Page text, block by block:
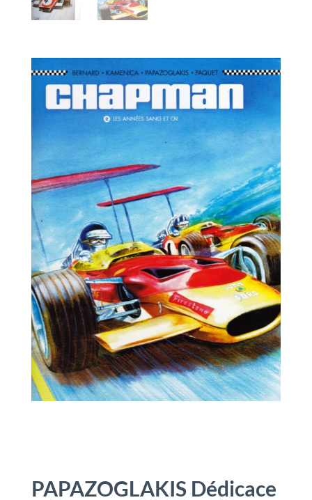
PAPAZOGLAKIS Dédicace